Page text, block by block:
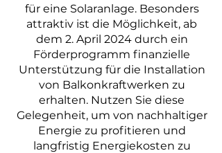
für eine Solaranlage. Besonders
attraktiv ist die Möglichkeit, ab
dem 2. April 2024 durch ein
Förderprogramm finanzielle
Unterstützung für die Installation
von Balkonkraftwerken zu
erhalten. Nutzen Sie diese
Gelegenheit, um von nachhaltiger
Energie zu profitieren und
langfristig Energiekosten zu